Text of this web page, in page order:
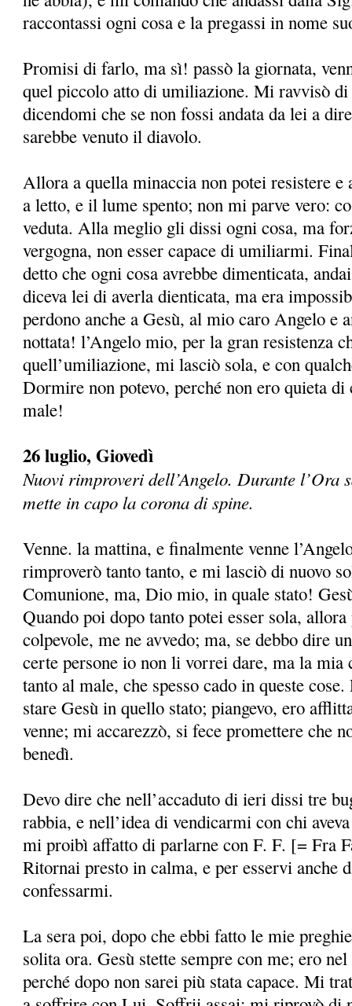
raccontassi ogni cosa e la pregassi in nome
Promisi di farlo, ma sì! passò la giornata,
quel piccolo atto di umiliazione. Mi ravvisò di
dicendomi che se non fossi andata da lei a
sarebbe venuto il diavolo.
Allora a quella minaccia non potei resistere e
a letto, e il lume spento; non mi parve vero:
veduta. Alla meglio gli dissi ogni cosa, ma
vergogna, non esser capace di umiliarmi.
detto che ogni cosa avrebbe dimenticata,
diceva lei di averla dienticata, ma era
perdono anche a Gesù, al mio caro Angelo e
nottata! l’Angelo mio, per la gran resistenza
quell’umiliazione, mi lasciò sola, e con
Dormire non potevo, perché non ero quieta di
male!
26 luglio, Giovedì
Nuovi rimproveri dell’Angelo. Durante l’Ora
mette in capo la corona di spine.
Venne. la mattina, e finalmente venne
rimproverò tanto tanto, e mi lasciò di nuovo
Comunione, ma, Dio mio, in quale stato!
Quando poi dopo tanto potei esser sola,
colpevole, me ne avvedo; ma, se debbo dire
certe persone io non li vorrei dare, ma la mia
tanto al male, che spesso cado in queste
stare Gesù in quello stato; piangevo, ero
venne; mi accarezzò, si fece promettere che
benedì.
Devo dire che nell’accaduto di ieri dissi tre
rabbia, e nell’idea di vendicarmi con chi
mi proibì affatto di parlarne con F. F. [= Fra
Ritornai presto in calma, e per esservi anche
confessarmi.
La sera poi, dopo che ebbi fatto le mie
solita ora. Gesù stette sempre con me; ero
perché dopo non sarei più stata capace. Mi